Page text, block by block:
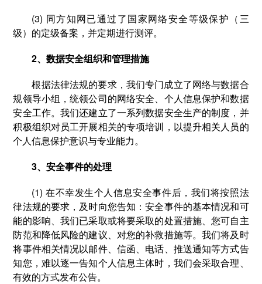
(3) 同方知网已通过了国家网络安全等级保护（三
级）的定级备案，并定期进行测评。
2、数据安全组织和管理措施
根据法律法规的要求，我们专门成立了网络与数据合
规领导小组，统领公司的网络安全、个人信息保护和数据
安全工作。我们还建立了一系列数据安全生产的制度，并
积极组织对员工开展相关的专项培训，以提升相关人员的
个人信息保护意识与专业能力。
3、安全事件的处理
(1) 在不幸发生个人信息安全事件后，我们将按照法
律法规的要求，及时向您告知：安全事件的基本情况和可
能的影响、我们已采取或将要采取的处置措施、您可自主
防范和降低风险的建议、对您的补救措施等。我们将及时
将事件相关情况以邮件、信函、电话、推送通知等方式告
知您，难以逐一告知个人信息主体时，我们会采取合理、
有效的方式发布公告。